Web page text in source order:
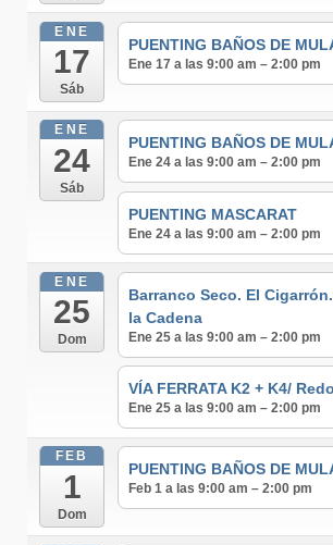
ENE
17
Sáb
PUENTING BAÑOS DE
Ene 17 a las 9:00 am – 2:00 pm
ENE
24
Sáb
PUENTING BAÑOS DE
Ene 24 a las 9:00 am – 2:00 pm
PUENTING MASCARAT
Ene 24 a las 9:00 am – 2:00 pm
ENE
25
Dom
Barranco Seco. El
la Cadena
Ene 25 a las 9:00 am – 2:00 pm
VÍA FERRATA K2 + K4/
Ene 25 a las 9:00 am – 2:00 pm
FEB
1
Dom
PUENTING BAÑOS DE
Feb 1 a las 9:00 am – 2:00 pm